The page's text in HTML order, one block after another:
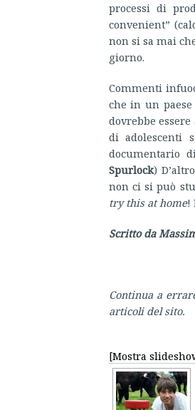
processi di
convenient”
non si sa mai
giorno.
Commenti
che in un
dovrebbe
di adolescenti
documentario
Spurlock)
non ci si può
try this at home!
Scritto da
Continua a
articoli del sito.
[Mostra